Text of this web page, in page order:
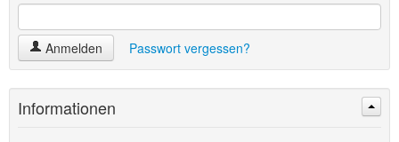
Anmelden Passwort vergessen?
Informationen